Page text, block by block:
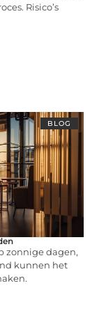
Risico’s
BLOG
zonnige dagen,
kunnen het